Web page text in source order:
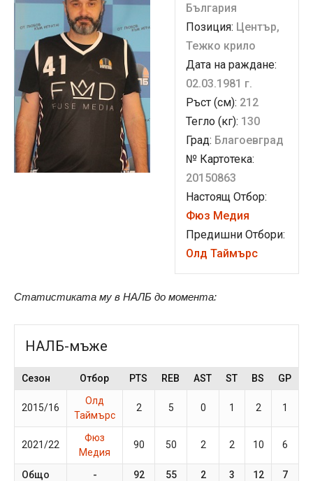
България
Позиция: Център,
Тежко крило
Дата на раждане:
02.03.1981 г.
Ръст (см): 212
Тегло (кг): 130
Град: Благоевград
№ Картотека:
20150863
Настоящ Отбор:
Фюз Медия
Предишни Отбори:
Олд Таймърс
Статистиката му в НАЛБ до момента:
НАЛБ-мъже
Сезон Отбор PTS REB AST ST BS GP
2015/16
Олд
Таймърс
2 5 0 1 2 1
2021/22
Фюз
Медия
90 50 2 2 10 6
Общо - 92 55 2 3 12 7